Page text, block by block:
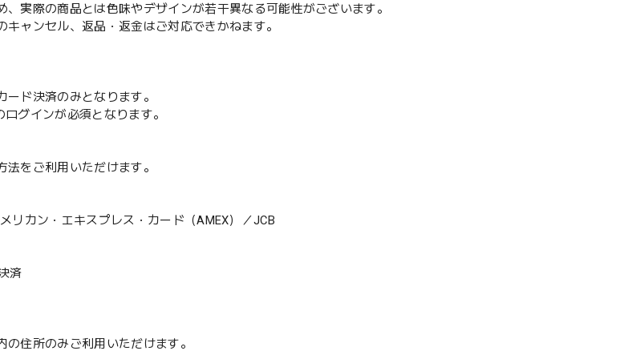
、実際の商品とは色味やデザインが若干異なる可能性がございます。
キャンセル、返品・返金はご対応できかねます。
ード決済のみとなります。
グインが必須となります。
法をご利用いただけます。
カン・エキスプレス・カード（AMEX）／JCB
済
の住所のみご利用いただけます。